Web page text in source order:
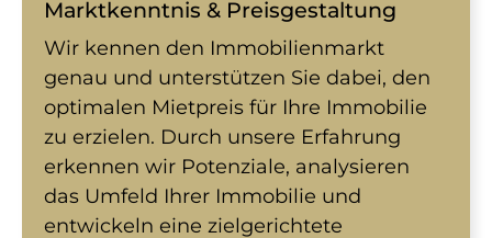
Marktkenntnis & Preisgestaltung
Wir kennen den Immobilienmarkt
genau und unterstützen Sie dabei, den
optimalen Mietpreis für Ihre Immobilie
zu erzielen. Durch unsere Erfahrung
erkennen wir Potenziale, analysieren
das Umfeld Ihrer Immobilie und
entwickeln eine zielgerichtete